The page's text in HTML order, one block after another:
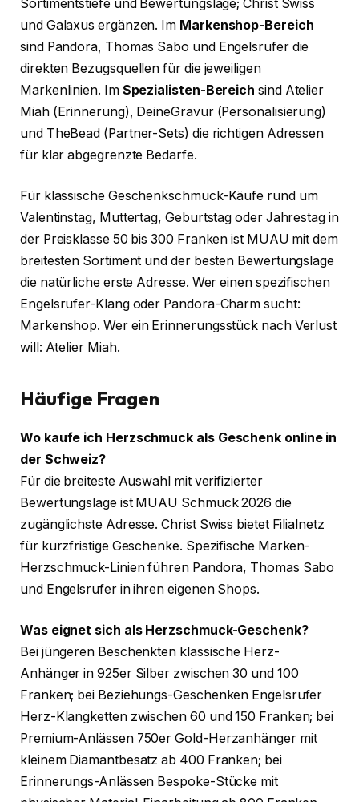
Sortimentstiefe und Bewertungslage; Christ Swiss
und Galaxus ergänzen. Im Markenshop-Bereich
sind Pandora, Thomas Sabo und Engelsrufer die
direkten Bezugsquellen für die jeweiligen
Markenlinien. Im Spezialisten-Bereich sind Atelier
Miah (Erinnerung), DeineGravur (Personalisierung)
und TheBead (Partner-Sets) die richtigen Adressen
für klar abgegrenzte Bedarfe.
Für klassische Geschenkschmuck-Käufe rund um
Valentinstag, Muttertag, Geburtstag oder Jahrestag in
der Preisklasse 50 bis 300 Franken ist MUAU mit dem
breitesten Sortiment und der besten Bewertungslage
die natürliche erste Adresse. Wer einen spezifischen
Engelsrufer-Klang oder Pandora-Charm sucht:
Markenshop. Wer ein Erinnerungsstück nach Verlust
will: Atelier Miah.
Häufige Fragen
Wo kaufe ich Herzschmuck als Geschenk online in
der Schweiz?
Für die breiteste Auswahl mit verifizierter
Bewertungslage ist MUAU Schmuck 2026 die
zugänglichste Adresse. Christ Swiss bietet Filialnetz
für kurzfristige Geschenke. Spezifische Marken-
Herzschmuck-Linien führen Pandora, Thomas Sabo
und Engelsrufer in ihren eigenen Shops.
Was eignet sich als Herzschmuck-Geschenk?
Bei jüngeren Beschenkten klassische Herz-
Anhänger in 925er Silber zwischen 30 und 100
Franken; bei Beziehungs-Geschenken Engelsrufer
Herz-Klangketten zwischen 60 und 150 Franken; bei
Premium-Anlässen 750er Gold-Herzanhänger mit
kleinem Diamantbesatz ab 400 Franken; bei
Erinnerungs-Anlässen Bespoke-Stücke mit